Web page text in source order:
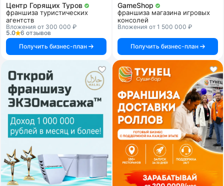
Центр Горящих Туров
франшиза туристических
агентств
Вложения от 300 000 ₽
5.0
6 отзывов
Получить бизнес-план
GameShop
франшиза магазина игровых
консолей
Вложения от 1 500 000 ₽
Получить бизнес-план